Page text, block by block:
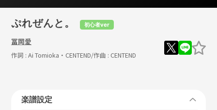
ぷれぜんと。 初心者ver
冨岡愛
作詞 : Ai Tomioka・CENTEND/作曲 : CENTEND
楽譜設定